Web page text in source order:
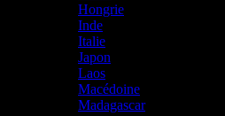
Hongrie
Inde
Italie
Japon
Laos
Macédoine
Madagascar